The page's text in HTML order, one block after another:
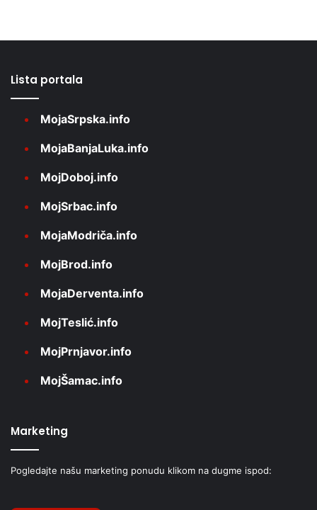
Lista portala
MojaSrpska.info
MojaBanjaLuka.info
MojDoboj.info
MojSrbac.info
MojaModriča.info
MojBrod.info
MojaDerventa.info
MojTeslić.info
MojPrnjavor.info
MojŠamac.info
Marketing
Pogledajte našu marketing ponudu klikom na dugme ispod: